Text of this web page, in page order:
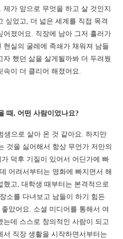
가 앞으로 무엇을 하고 살 것인지
싶었고, 더 넓은 세계를 직접 목격
어졌어요. 직장에 남아 그저 흘러가
현실의 굴레에 족쇄가 채워져 남들
했던 삶을 살게될까봐 더 두려웠
속이 더 클리어 해졌어요.
때, 어떤 사람이었나요?
생으로 살아 온 것 같아요. 하지만
것을 싫어해서 항상 무언가 저만의
덕후 기질이 있어서 어딘가에 빠
어려서부터는 영화에 빠지면서 해
혔고, 대학생 때부터는 본격적으로
소를 다녀보고 남들이 하기 힘든
았어요. 소셜 미디어를 통해서 여
는데 스스로 창의적인 사람이 되고
서 직장 생활을 시작하면서부터는